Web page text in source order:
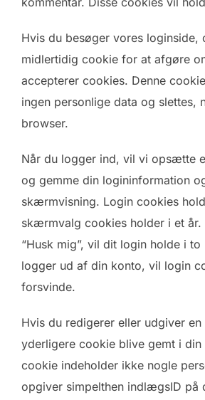
Hvis du besøger vores loginside,
midlertidig cookie for at afgøre
accepterer cookies. Denne
ingen personlige data og slettes,
browser.
Når du logger ind, vil vi opsætte
og gemme din logininformation
skærmvisning. Login cookies
skærmvalg cookies holder i et
“Husk mig”, vil dit login holde i
logger ud af din konto, vil login
forsvinde.
Hvis du redigerer eller udgiver
yderligere cookie blive gemt i din
cookie indeholder ikke nogle
opgiver simpelthen indlægsID på